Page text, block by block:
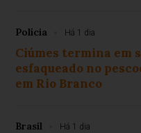
Polícia Há 1 dia
Ciúmes termina em
esfaqueado no
em Rio Branco
Brasil Há 1 dia